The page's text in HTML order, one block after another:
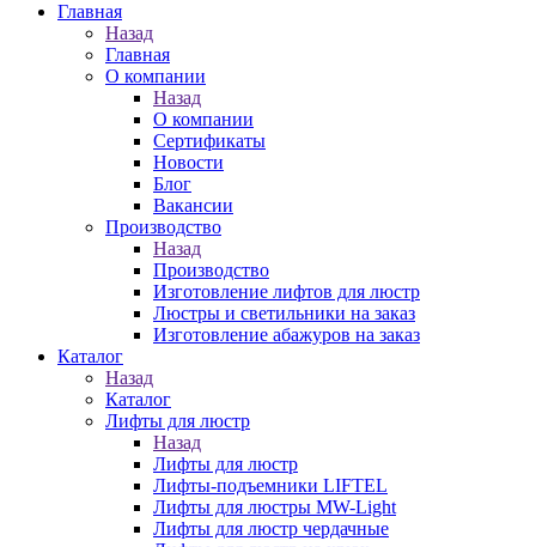
Главная
Назад
Главная
О компании
Назад
О компании
Сертификаты
Новости
Блог
Вакансии
Производство
Назад
Производство
Изготовление лифтов для люстр
Люстры и светильники на заказ
Изготовление абажуров на заказ
Каталог
Назад
Каталог
Лифты для люстр
Назад
Лифты для люстр
Лифты-подъемники LIFTEL
Лифты для люстры MW-Light
Лифты для люстр чердачные